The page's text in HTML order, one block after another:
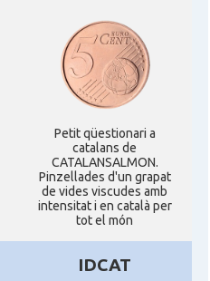
Petit qüestionari a
catalans de
CATALANSALMON.
Pinzellades d'un grapat
de vides viscudes amb
intensitat i en català per
tot el món
IDCAT